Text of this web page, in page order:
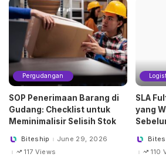
Pergudangan
SOP Penerimaan Barang di
Gudang: Checklist untuk
Meminimalisir Selisih Stok
PostedBiteship
June 29, 2026
117 Views
SLA
yang
Posted
110